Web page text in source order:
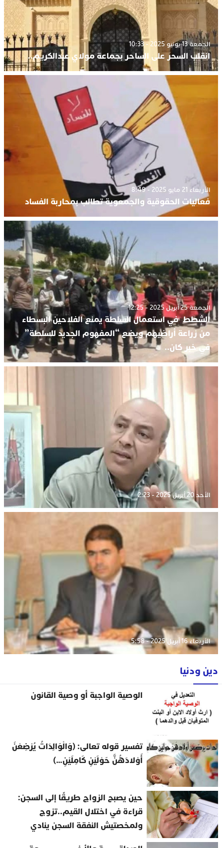
الجمعة 13 يونيو 2025 - 10:33
انقلب السحر على الساحر بجماعة مولاي عبدالكريم..
الأربعاء 21 مايو 2025 - 8:49
فعاليات الحقوقية والجمعوية تطالب بمحاربة الفساد
الجمعة 25 أبريل 2025 - 12:25
الشطط في استعمال السلطة يمنع الفلاحين البسطاء
من زراعة أراضيهم ويضع “المفهوم الجديد للسلطة”
في خبر كان..
الأحد 20 أبريل 2025 - 2:23
الأربعاء 16 أبريل 2025 - 5:58
دين ودنيا
الوصية الواجبة أو وصية القانون
تفسير قوله تعالى: (وَالْوَالِدَاتُ يُرْضِعْنَ
أَوْلادَهُنَّ حَوْلَيْنِ كَامِلَيْنِ…)
حين يصبح الزواج طريقًا إلى السجن:
قراءة في اختلال القيم..تزوج
ولمخصتيش النفقة السجن ينادي